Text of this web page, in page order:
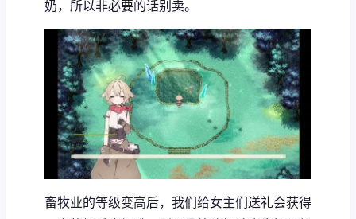
奶，所以非必要的话别卖。
畜牧业的等级变高后，我们给女主们送礼会获得